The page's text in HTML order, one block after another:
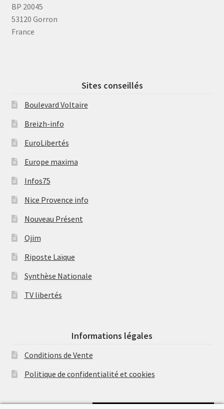
BP 20045
53120 Gorron
France
Sites conseillés
Boulevard Voltaire
Breizh-info
EuroLibertés
Europe maxima
Infos75
Nice Provence info
Nouveau Présent
Ojim
Riposte Laïque
Synthèse Nationale
TV libertés
Informations légales
Conditions de Vente
Politique de confidentialité et cookies